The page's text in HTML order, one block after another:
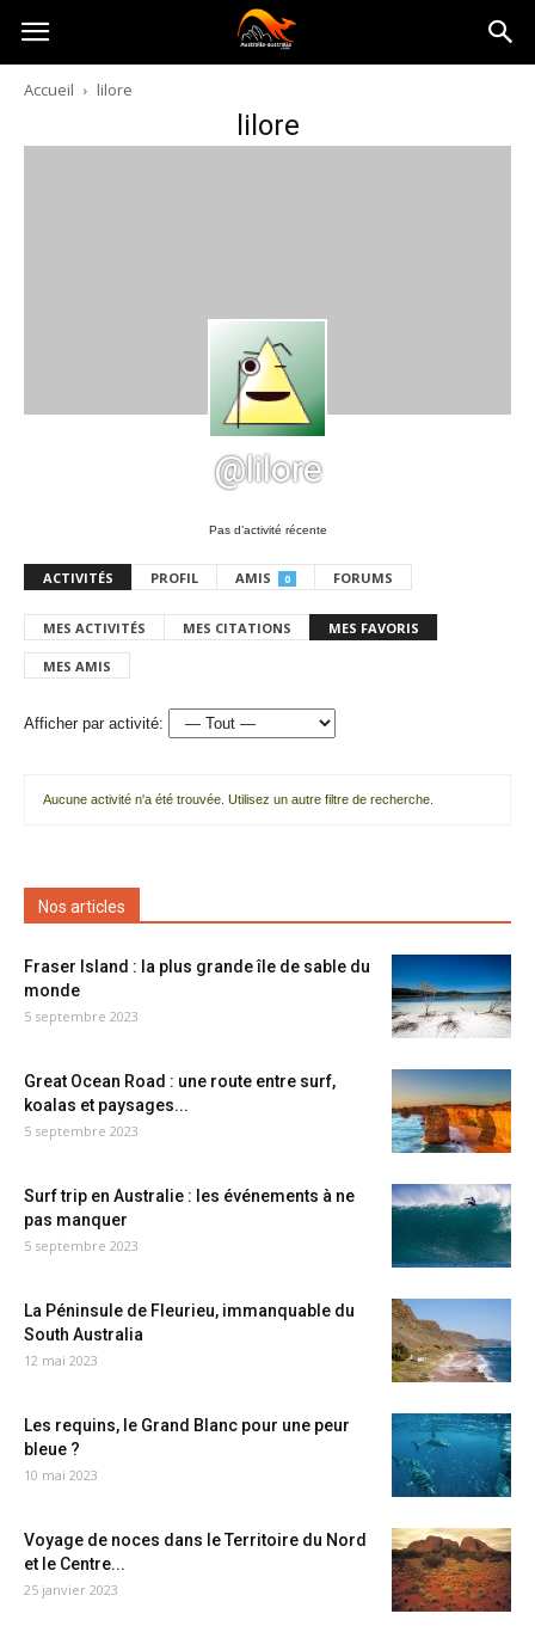
Australia-
australie.com
Accueil lilore
lilore
@lilore
Pas d’activité récente
ACTIVITÉS PROFIL AMIS 0 FORUMS
MES ACTIVITÉS MES CITATIONS MES FAVORIS
MES AMIS
Afficher par activité:
Aucune activité n'a été trouvée. Utilisez un autre filtre de recherche.
Nos articles
Fraser Island : la plus grande île de sable du
monde
5 septembre 2023
Great Ocean Road : une route entre surf,
koalas et paysages...
5 septembre 2023
Surf trip en Australie : les événements à ne
pas manquer
5 septembre 2023
La Péninsule de Fleurieu, immanquable du
South Australia
12 mai 2023
Les requins, le Grand Blanc pour une peur
bleue ?
10 mai 2023
Voyage de noces dans le Territoire du Nord
et le Centre...
25 janvier 2023